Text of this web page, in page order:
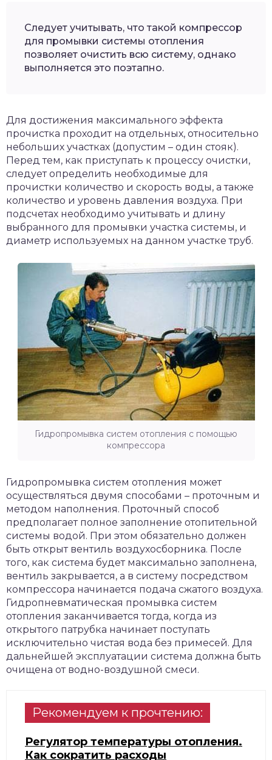
Следует учитывать, что такой компрессор
для промывки системы отопления
позволяет очистить всю систему, однако
выполняется это поэтапно.
Для достижения максимального эффекта
прочистка проходит на отдельных, относительно
небольших участках (допустим – один стояк).
Перед тем, как приступать к процессу очистки,
следует определить необходимые для
прочистки количество и скорость воды, а также
количество и уровень давления воздуха. При
подсчетах необходимо учитывать и длину
выбранного для промывки участка системы, и
диаметр используемых на данном участке труб.
Гидропромывка систем отопления с помощью
компрессора
Гидропромывка систем отопления может
осуществляться двумя способами – проточным и
методом наполнения. Проточный способ
предполагает полное заполнение отопительной
системы водой. При этом обязательно должен
быть открыт вентиль воздухосборника. После
того, как система будет максимально заполнена,
вентиль закрывается, а в систему посредством
компрессора начинается подача сжатого воздуха.
Гидропневматическая промывка систем
отопления заканчивается тогда, когда из
открытого патрубка начинает поступать
исключительно чистая вода без примесей. Для
дальнейшей эксплуатации система должна быть
очищена от водно-воздушной смеси.
Рекомендуем к прочтению:
Регулятор температуры отопления.
Как сократить расходы